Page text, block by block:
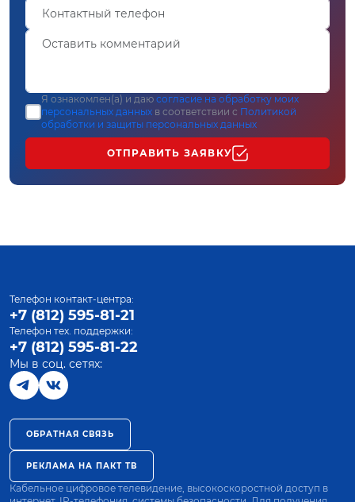
Я ознакомлен(а) и даю согласие на обработку моих
персональных данных в соответствии с Политикой
обработки и защиты персональных данных
ОТПРАВИТЬ ЗАЯВКУ
Телефон контакт-центра:
+7 (812) 595-81-21
Телефон тех. поддержки:
+7 (812) 595-81-22
Мы в соц. сетях:
ОБРАТНАЯ СВЯЗЬ
РЕКЛАМА НА ПАКТ ТВ
Кабельное цифровое телевидение, высокоскоростной доступ в